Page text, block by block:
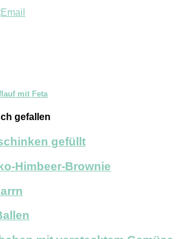
Email
mit Feta
gefallen
gefüllt
Himbeer-Brownie